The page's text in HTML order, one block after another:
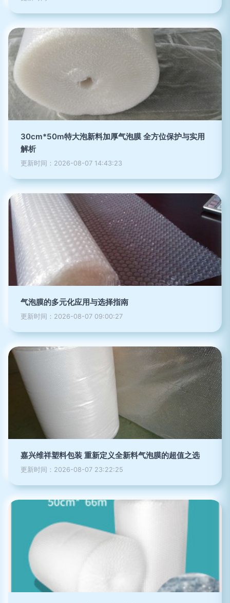
30cm*50m特大泡新料加厚气泡膜 全方位保护与实用
解析
更新时间：2026-08-07 14:43:23
气泡膜的多元化应用与选择指南
更新时间：2026-08-07 09:00:27
嘉兴维祥塑料包装 重新定义全新料气泡膜的超值之选
更新时间：2026-08-07 23:22:25